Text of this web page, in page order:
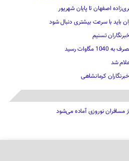
اصفهان تا پایان شهریور
باید با سرعت بیشتری دنبال شود
تسنیم
رسید
شد
کرمانشاهی
مسافران نوروزی آماده می‌شود